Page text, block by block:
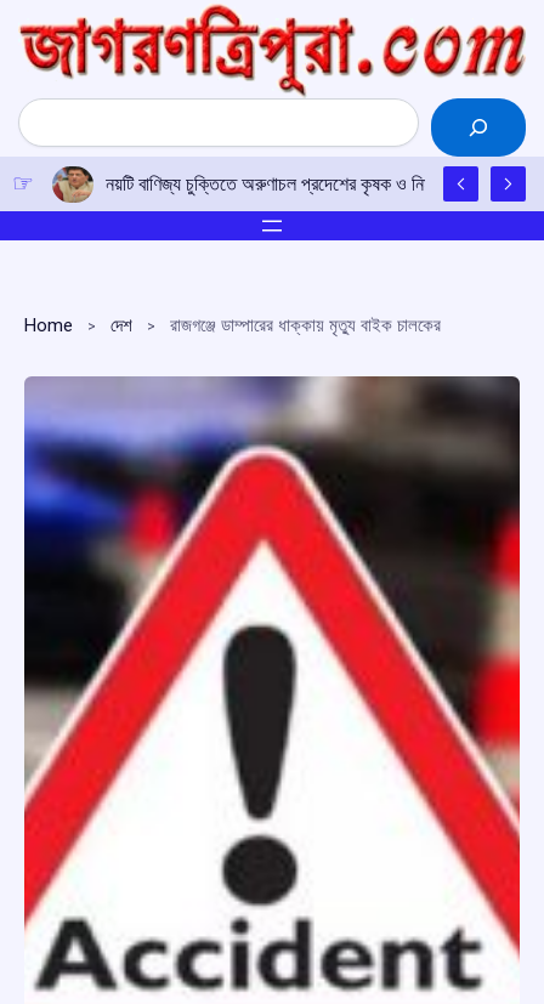
content
Search
নয়টি বাণিজ্য চুক্তিতে অরুণাচল প্রদেশের কৃষক ও নির্মাতাদের জন্য
Home দেশ রাজগঞ্জে ডাম্পারের ধাক্কায় মৃত্যু বাইক চালকের